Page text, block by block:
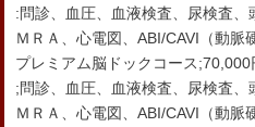
:問診、血圧、血液検査、尿検査
ＭＲＡ、心電図、ABI/CAVI（動脈
プレミアム脳ドックコース;70,000
;問診、血圧、血液検査、尿検査
ＭＲＡ、心電図、ABI/CAVI（動脈